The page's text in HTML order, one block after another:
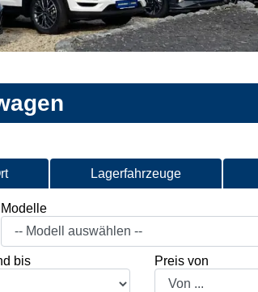
Lagerfahrzeuge
Modelle
bis Preis von